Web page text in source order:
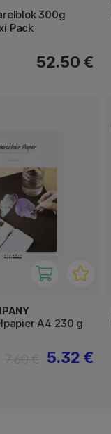
300g
Pack
52.50 €
A4 230 g
5.32 €